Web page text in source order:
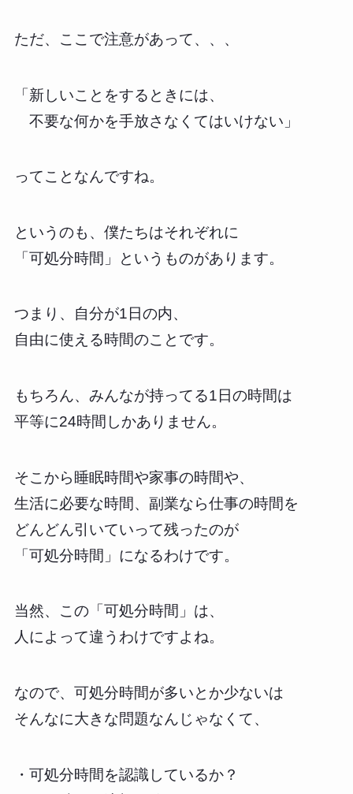
ただ、ここで注意があって、、、
「新しいことをするときには、
不要な何かを手放さなくてはいけない」
ってことなんですね。
というのも、僕たちはそれぞれに
「可処分時間」というものがあります。
つまり、自分が1日の内、
自由に使える時間のことです。
もちろん、みんなが持ってる1日の時間は
平等に24時間しかありません。
そこから睡眠時間や家事の時間や、
生活に必要な時間、副業なら仕事の時間を
どんどん引いていって残ったのが
「可処分時間」になるわけです。
当然、この「可処分時間」は、
人によって違うわけですよね。
なので、可処分時間が多いとか少ないは
そんなに大きな問題なんじゃなくて、
・可処分時間を認識しているか？